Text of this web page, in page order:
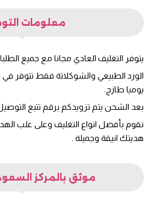
معلومات
يتوفر التغليف العادي مجانا مع جميع
الورد الطبيعي والشوكلاتة فقط تتوفر
يوميا طازج.
بعد الشحن يتم تزويدكم برقم تتبع
نقوم بأفضل انواع التغليف وعلى علب
هديتك انيقة وجميلة .
موثق بالمركز